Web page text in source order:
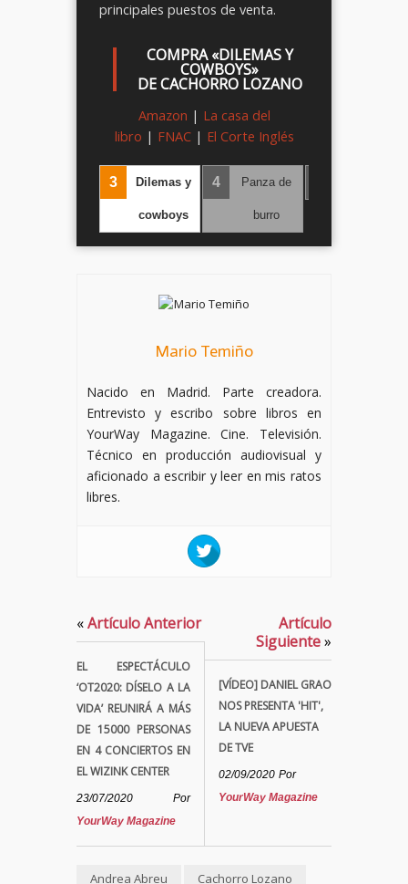
principales puestos de venta.
COMPRA «DILEMAS Y
COWBOYS»
DE CACHORRO LOZANO
Amazon | La casa del
libro | FNAC| El Corte Inglés
3 Dilemas y
cowboys
4 Panza de
burro
Mario Temiño
Nacido en Madrid. Parte creadora.
Entrevisto y escribo sobre libros en
YourWay Magazine. Cine. Televisión.
Técnico en producción audiovisual y
aficionado a escribir y leer en mis ratos
libres.
«Artículo Anterior
EL ESPECTÁCULO
‘OT2020: DÍSELO A LA
VIDA’ REUNIRÁ A MÁS
DE 15000 PERSONAS
EN 4 CONCIERTOS EN
EL WIZINK CENTER
23/07/2020
Por
YourWay Magazine
Artículo
Siguiente»
[VÍDEO] DANIEL GRAO
NOS PRESENTA 'HIT',
LA NUEVA APUESTA
DE TVE
02/09/2020 Por
YourWay Magazine
Andrea Abreu Cachorro Lozano